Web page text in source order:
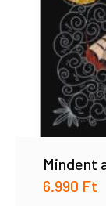
Mindent
6.990 Ft